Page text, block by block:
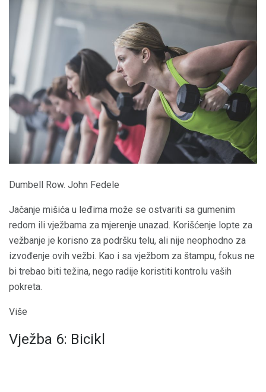
Dumbell Row. John Fedele
Jačanje mišića u leđima može se ostvariti sa gumenim
redom ili vježbama za mjerenje unazad. Korišćenje lopte za
vežbanje je korisno za podršku telu, ali nije neophodno za
izvođenje ovih vežbi. Kao i sa vježbom za štampu, fokus ne
bi trebao biti težina, nego radije koristiti kontrolu vaših
pokreta.
Više
Vježba 6: Bicikl